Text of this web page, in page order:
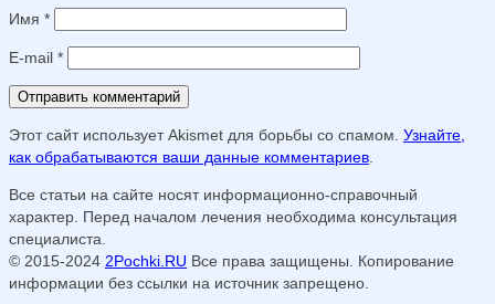
Имя *
E-mail *
Этот сайт использует Akismet для борьбы со спамом. Узнайте,
как обрабатываются ваши данные комментариев
Все статьи на сайте носят информационно-справочный
характер. Перед началом лечения необходима консультация
специалиста.
© 2015-2024 2Pochki.RU Все права защищены. Копирование
информации без ссылки на источник запрещено.